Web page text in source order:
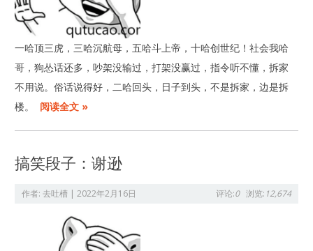
一哈顶三虎，三哈沉航母，五哈斗上帝，十哈创世纪！社会我哈
哥，狗怂话还多，吵架没输过，打架没赢过，指令听不懂，拆家
不用说。俗话说得好，二哈回头，日子到头，不是拆家，边是拆
楼。
阅读全文 »
搞笑段子：谢逊
作者:去吐槽 |2022年2月16日 评论:0 浏览: 12,674